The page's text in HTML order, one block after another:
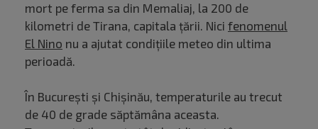
mort pe ferma sa din Memaliaj, la 200 de
kilometri de Tirana, capitala țării. Nici fenomenul
El Nino nu a ajutat condițiile meteo din ultima
perioadă.
În București și Chișinău, temperaturile au trecut
de 40 de grade săptămâna aceasta.